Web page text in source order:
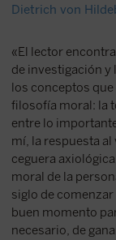
Dietrich von
«El lector
de investigación y
los conceptos
filosofía moral: la
entre lo
mí, la respuesta
ceguera
moral de la
siglo de
buen momento
necesario, de